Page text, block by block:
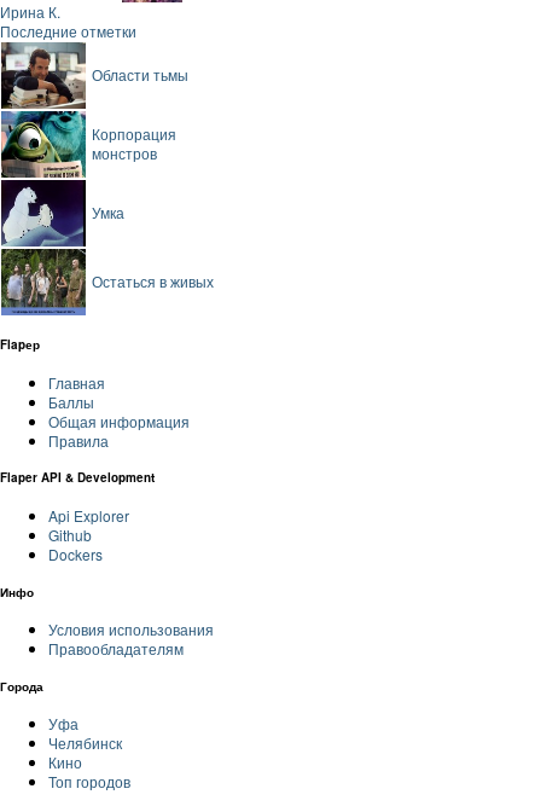
Ирина К.
Последние отметки
Области тьмы
Корпорация
монстров
Умка
Остаться в живых
Flapер
Главная
Баллы
Общая информация
Правила
Flaper API & Development
Api Explorer
Github
Dockers
Инфо
Условия использования
Правообладателям
Города
Уфа
Челябинск
Кино
Топ городов